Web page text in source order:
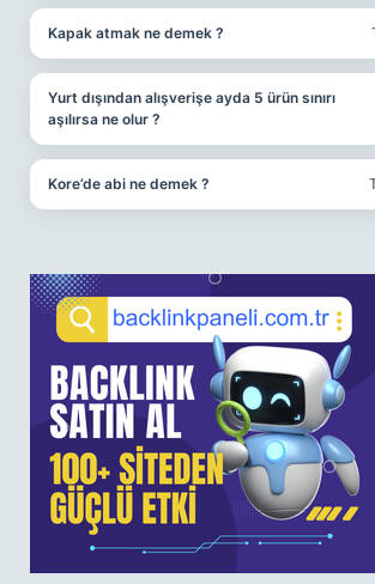
Kapak atmak ne demek ?
Yurt dışından alışverişe ayda 5 ürün sınırı
aşılırsa ne olur ?
Kore’de abi ne demek ?